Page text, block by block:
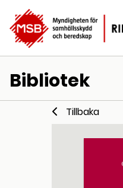
Bibliotek
Tillbaka